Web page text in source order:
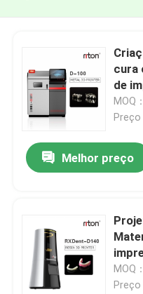
cura
de
MOQ
Preço
Melhor preço
DLP
MOQ
Preço